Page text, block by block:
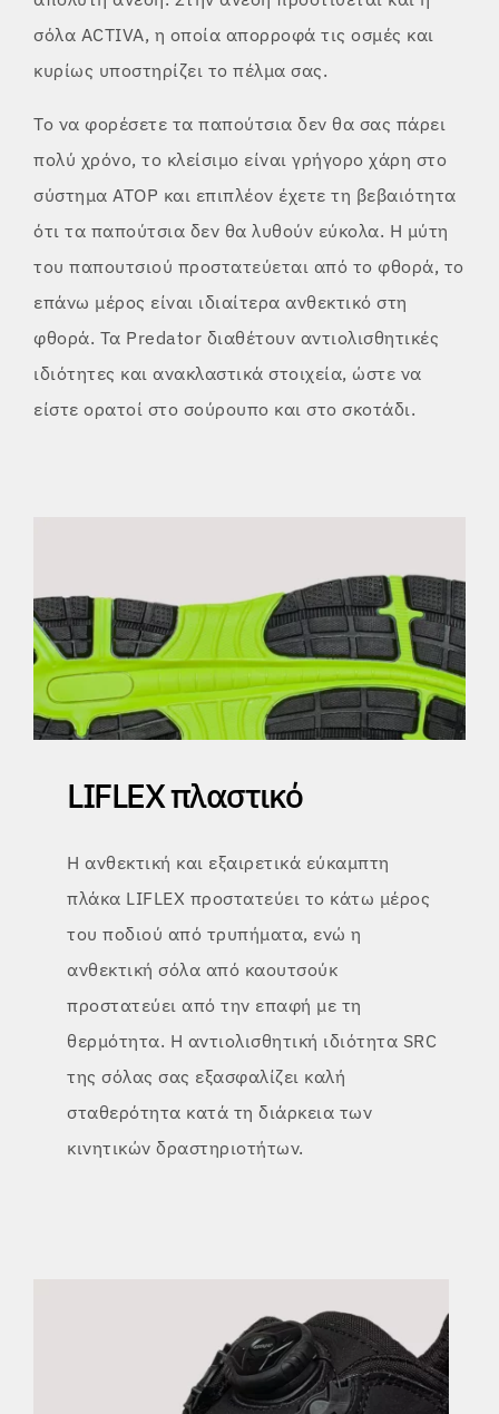
σόλα ACTIVA, η οποία απορροφά τις οσμές και
κυρίως υποστηρίζει το πέλμα σας.
Το να φορέσετε τα παπούτσια δεν θα σας πάρει
πολύ χρόνο, το κλείσιμο είναι γρήγορο χάρη στο
σύστημα ATOP και επιπλέον έχετε τη βεβαιότητα
ότι τα παπούτσια δεν θα λυθούν εύκολα. Η μύτη
του παπουτσιού προστατεύεται από το φθορά, το
επάνω μέρος είναι ιδιαίτερα ανθεκτικό στη
φθορά. Τα Predator διαθέτουν αντιολισθητικές
ιδιότητες και ανακλαστικά στοιχεία, ώστε να
είστε ορατοί στο σούρουπο και στο σκοτάδι.
LIFLEX πλαστικό
Η ανθεκτική και εξαιρετικά εύκαμπτη
πλάκα LIFLEX προστατεύει το κάτω μέρος
του ποδιού από τρυπήματα, ενώ η
ανθεκτική σόλα από καουτσούκ
προστατεύει από την επαφή με τη
θερμότητα. Η αντιολισθητική ιδιότητα SRC
της σόλας σας εξασφαλίζει καλή
σταθερότητα κατά τη διάρκεια των
κινητικών δραστηριοτήτων.